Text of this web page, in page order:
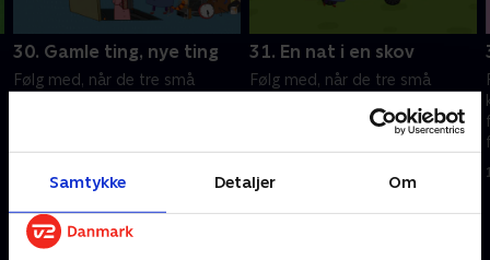
Samtykke Detaljer Om
30. Gamle ting, nye ting
Følg med, når de tre små
31. En nat i en skov
Følg med, når de tre små
følelser og finde løsninger på
Andre så også